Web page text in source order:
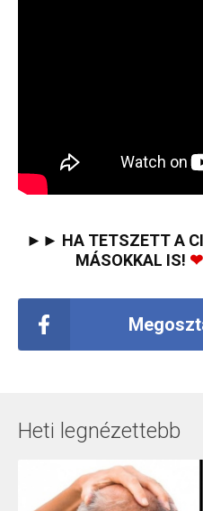
►► HA TETSZETT A
MÁSOKKAL IS! ❤
Heti legnézettebb